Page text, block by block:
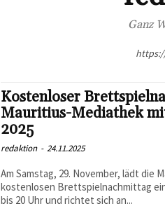
Ganz
Kostenloser
Mauritius-Mediathek
2025
redaktion - 24.11.2025
Am Samstag, 29. November, lädt die
kostenlosen Brettspielnachmittag
bis 20 Uhr und richtet sich an...